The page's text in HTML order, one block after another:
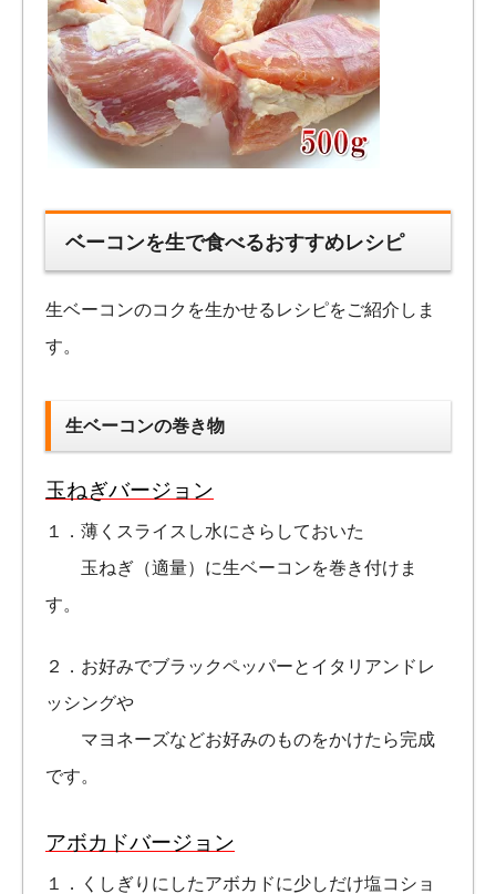
ベーコンを生で食べるおすすめレシピ
生ベーコンのコクを生かせるレシピをご紹介しま
す。
生ベーコンの巻き物
玉ねぎバージョン
１．薄くスライスし水にさらしておいた
玉ねぎ（適量）に生ベーコンを巻き付けま
す。
２．お好みでブラックペッパーとイタリアンドレ
ッシングや
マヨネーズなどお好みのものをかけたら完成
です。
アボカドバージョン
１．くしぎりにしたアボカドに少しだけ塩コショ